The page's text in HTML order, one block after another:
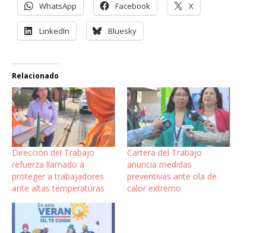
WhatsApp Facebook X
LinkedIn Bluesky
Relacionado
Dirección del Trabajo
refuerza llamado a
proteger a trabajadores
ante altas temperaturas
Cartera del Trabajo
anuncia medidas
preventivas ante ola de
calor extremo